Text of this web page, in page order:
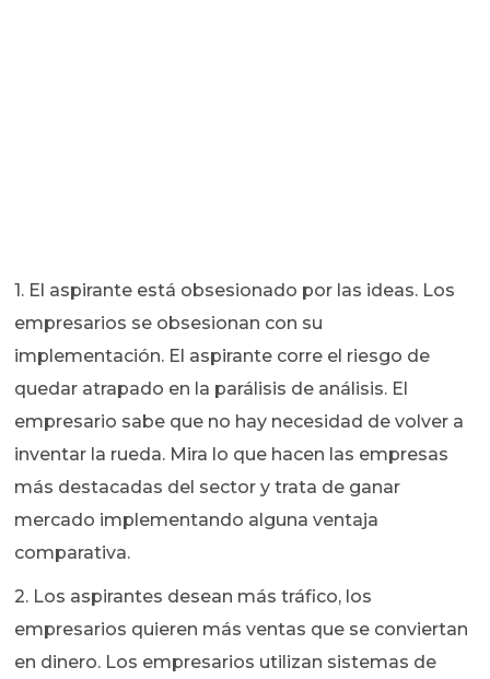
1. El aspirante está obsesionado por las ideas. Los
empresarios se obsesionan con su
implementación. El aspirante corre el riesgo de
quedar atrapado en la parálisis de análisis. El
empresario sabe que no hay necesidad de volver a
inventar la rueda. Mira lo que hacen las empresas
más destacadas del sector y trata de ganar
mercado implementando alguna ventaja
comparativa.
2. Los aspirantes desean más tráfico, los
empresarios quieren más ventas que se conviertan
en dinero. Los empresarios utilizan sistemas de